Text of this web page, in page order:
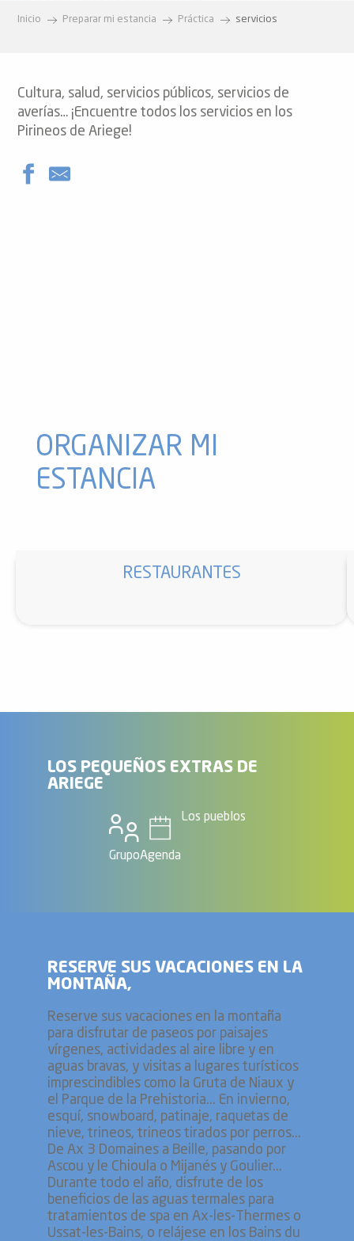
Inicio Preparar mi estancia Práctica servicios
Cultura, salud, servicios públicos, servicios de
averías… ¡Encuentre todos los servicios en los
Pirineos de Ariege!
ORGANIZAR MI
ESTANCIA
RESTAURANTES
LOS PEQUEÑOS EXTRAS DE
ARIEGE
GrupoAgenda
Los pueblos
RESERVE SUS VACACIONES EN LA
MONTAÑA,
Reserve sus vacaciones en la montaña
para disfrutar de paseos por paisajes
vírgenes, actividades al aire libre y en
aguas bravas, y visitas a lugares turísticos
imprescindibles como la Gruta de Niaux y
el Parque de la Prehistoria... En invierno,
esquí, snowboard, patinaje, raquetas de
nieve, trineos, trineos tirados por perros...
De Ax 3 Domaines a Beille, pasando por
Ascou y le Chioula o Mijanés y Goulier...
Durante todo el año, disfrute de los
beneficios de las aguas termales para
tratamientos de spa en Ax-les-Thermes o
Ussat-les-Bains, o relájese en los Bains du